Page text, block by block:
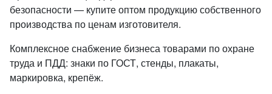
безопасности — купите оптом продукцию собственного
производства по ценам изготовителя.
Комплексное снабжение бизнеса товарами по охране
труда и ПДД: знаки по ГОСТ, стенды, плакаты,
маркировка, крепёж.